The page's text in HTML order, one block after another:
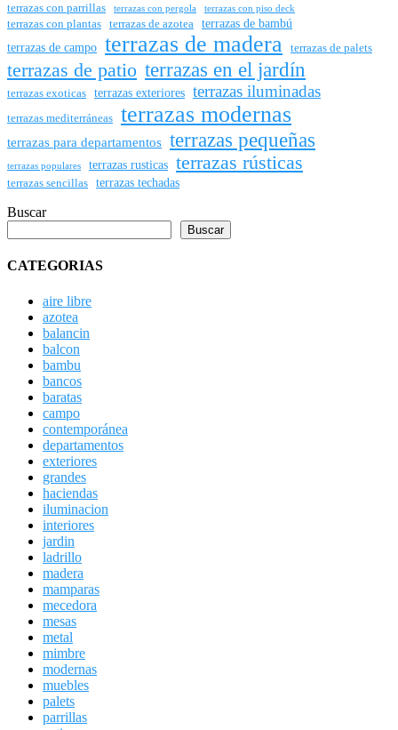
terrazas con parrillas terrazas con pergola terrazas con piso deck
terrazas con plantas terrazas de azotea
terrazas de bambú
terrazas de campo terrazas de madera terrazas de palets
terrazas de patio terrazas en el jardín
terrazas exoticas terrazas exteriores terrazas iluminadas
terrazas mediterráneas terrazas modernas
terrazas para departamentos terrazas pequeñas
terrazas populares terrazas rusticas terrazas rústicas
terrazas sencillas terrazas techadas
Buscar
Buscar
CATEGORIAS
aire libre
azotea
balancin
balcon
bambu
bancos
baratas
campo
contemporánea
departamentos
exteriores
grandes
haciendas
iluminacion
interiores
jardin
ladrillo
madera
mamparas
mecedora
mesas
metal
mimbre
modernas
muebles
palets
parrillas